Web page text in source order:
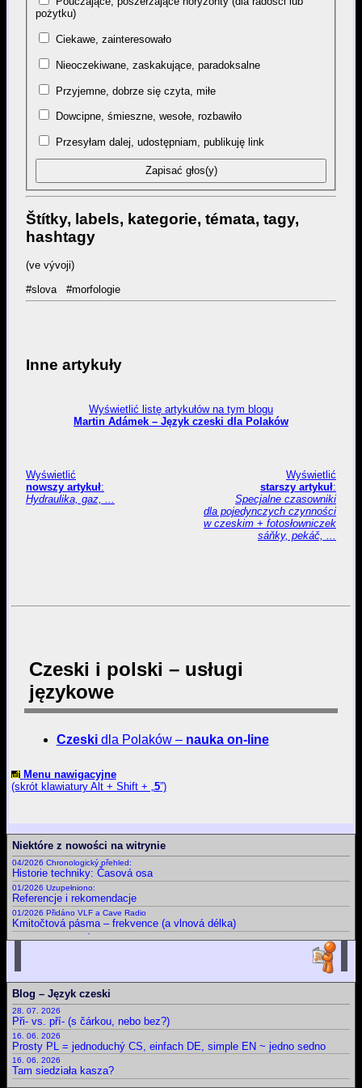
pożytku)
Ciekawe, zainteresowało
Nieoczekiwane, zaskakujące, paradoksalne
Przyjemne, dobrze się czyta, miłe
Dowcipne, śmieszne, wesołe, rozbawiło
Przesyłam dalej, udostępniam, publikuję link
Štítky, labels, kategorie, témata, tagy,
hashtagy
(ve vývoji)
#slova
#morfologie
Inne artykuły
Wyświetlić listę artykułów na tym blogu
Martin Adámek – Język czeski dla Polaków
Wyświetlić
nowszy artykuł:
Hydraulika, gaz, ...
Wyświetlić
starszy artykuł:
Specjalne czasowniki
dla pojedynczych czynności
w czeskim + fotosłowniczek
sáňky, pekáč, ...
Czeski i polski – usługi
językowe
Czeskidla Polaków – nauka on-line
Menu nawigacyjne
(skrót klawiatury Alt + Shift + „ 5”)
Niektóre z nowości na witrynie
04/2026 Chronologický přehled:
Historie techniky: Časová osa
01/2026 Uzupełniono:
Referencje i rekomendacje
01/2026 Přidáno VLF a Cave Radio
Kmitočtová pásma – frekvence (a vlnová délka)
Slovník: zájmena, příslovce, spojky, ... Krátká, drobná, základní slova česky, polsky a v dalších jazycích
Dny, měsíce, roční období, části dne a další časové slovníky
Archiv novinek
Starší novinky
Blog – Język czeski
28. 07. 2026
Při- vs. pří- (s čárkou, nebo bez?)
16. 06. 2026
Prosty PL = jednoduchý CS, einfach DE, simple EN ~ jedno sedno
16. 06. 2026
Tam siedziała kasza?